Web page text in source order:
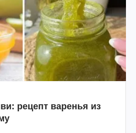
рецепт варенья из